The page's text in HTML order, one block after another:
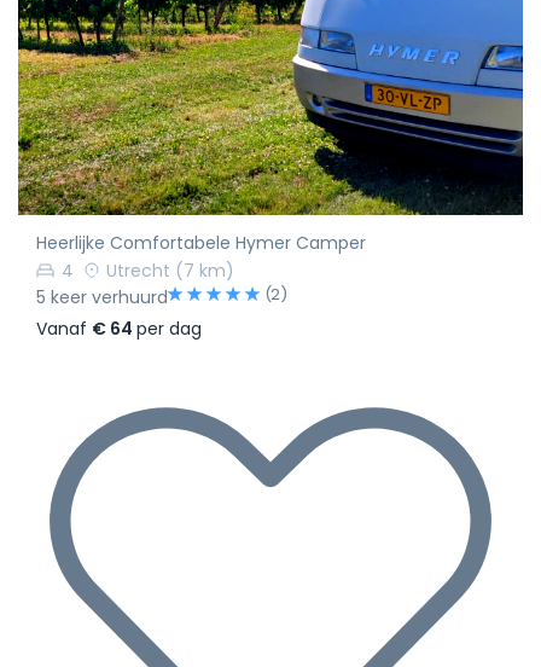
Heerlijke Comfortabele Hymer Camper
4
Utrecht (7 km)
5 keer verhuurd
(2)
Vanaf € 64 per dag